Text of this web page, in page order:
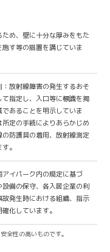
め、壁に十分な厚みをもた
す等の措置を講じていま
放射線障害の発生するおそ
指定し、入口等に標識を掲
あることを明示していま
定の手続によりあらかじめ
防護具の着用、放射線測定
。
イパーク内の規定に基づ
備の保守、各入居企業の利
発生時における組織、指示
化しています。
全性の高いものです。